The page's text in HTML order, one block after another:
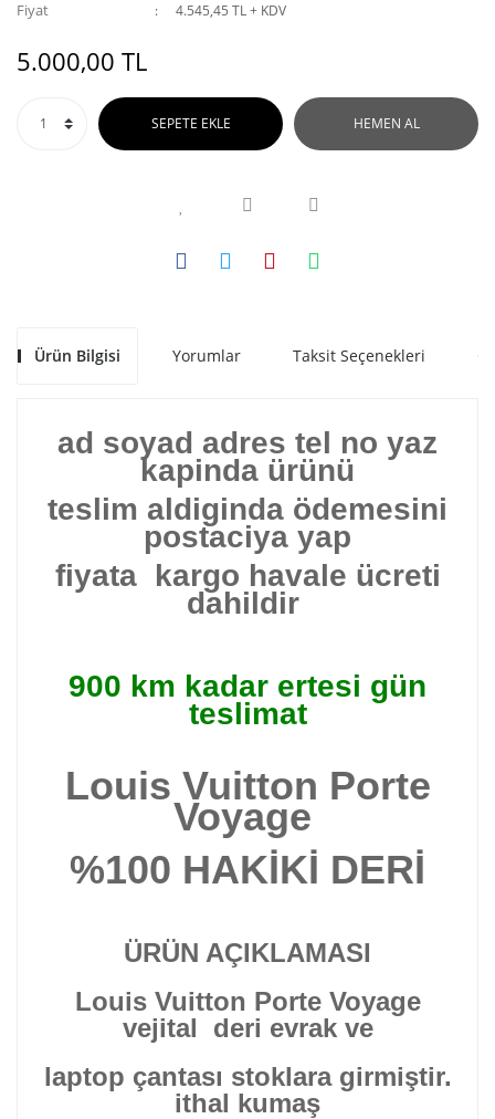
Fiyat 4.545,45 TL + KDV
5.000,00 TL
SEPETE EKLE HEMEN AL
Ürün Bilgisi Yorumlar Taksit Seçenekleri
ad soyad adres tel no yaz
kapinda ürünü
teslim aldiginda ödemesini
postaciya yap
fiyata kargo havale ücreti
dahildir
900 km kadar ertesi gün
teslimat
Louis Vuitton Porte
Voyage
%100 HAKİKİ DERİ
ÜRÜN AÇIKLAMASI
Louis Vuitton Porte Voyage
vejital deri evrak ve
laptop çantası stoklara girmiştir.
ithal kumaş